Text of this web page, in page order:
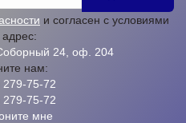
и согласен с условиями
24, оф. 204
нам:
279-75-72
279-75-72
мне